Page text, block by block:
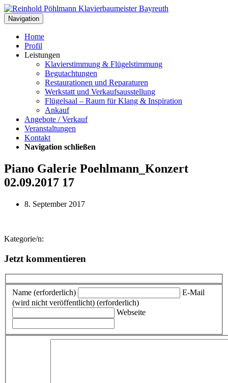
Navigation
Home
Profil
Leistungen
Klavierstimmung & Flügelstimmung
Begutachtungen
Restaurationen und Reparaturen
Werkstatt und Verkaufsausstellung
Flügelsaal – Raum für Klang & Inspiration
Ankauf
Angebote / Verkauf
Veranstaltungen
Kontakt
Navigation schließen
Piano Galerie Poehlmann_Konzert
02.09.2017 17
8. September 2017
Kategorie/n:
Jetzt kommentieren
Name (erforderlich)
E-Mail
(wird nicht veröffentlicht) (erforderlich)
Webseite